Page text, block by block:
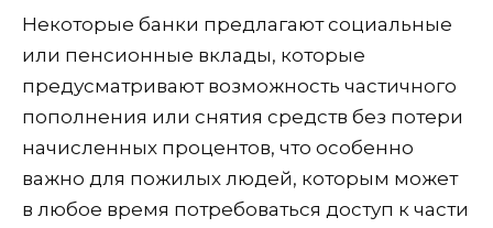
Некоторые банки предлагают социальные
или пенсионные вклады, которые
предусматривают возможность частичного
пополнения или снятия средств без потери
начисленных процентов, что особенно
важно для пожилых людей, которым может
в любое время потребоваться доступ к части